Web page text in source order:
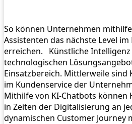
So können Unternehmen
Assistenten das nächste Level
erreichen. Künstliche
technologischen
Einsatzbereich. Mittlerweile sind
im Kundenservice der
Mithilfe von KI-Chatbots können
in Zeiten der Digitalisierung an
dynamischen Customer Journey